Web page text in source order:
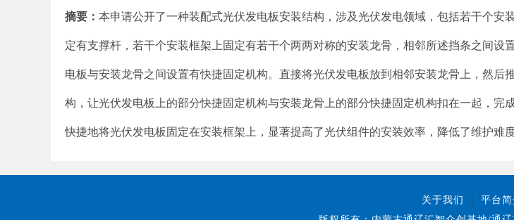
摘要： 本申请公开了一种装配式光伏发电板安装结构，涉及光伏发电领域，包括若干个安
定有支撑杆，若干个安装框架上固定有若干个两两对称的安装龙骨，相邻所述挡条之间设
电板与安装龙骨之间设置有快捷固定机构。直接将光伏发电板放到相邻安装龙骨上，然后
构，让光伏发电板上的部分快捷固定机构与安装龙骨上的部分快捷固定机构扣在一起，完
快捷地将光伏发电板固定在安装框架上，显著提高了光伏组件的安装效率，降低了维护难度
关于我们
平台简